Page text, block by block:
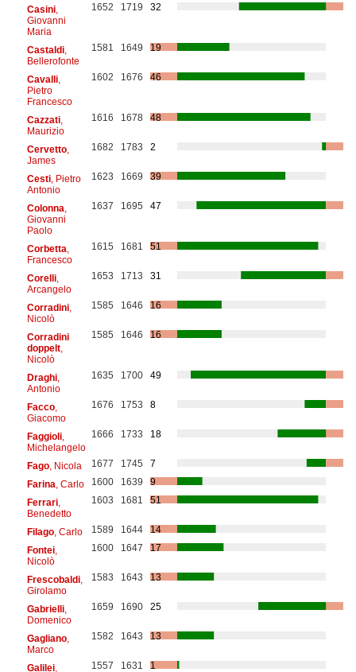
Casini,
Giovanni
Maria
1652 1719 32
Castaldi,
Bellerofonte
1581 1649 19
Cavalli,
Pietro
Francesco
1602 1676 46
Cazzati,
Maurizio
1616 1678 48
Cervetto,
James
1682 1783 2
Cesti, Pietro
Antonio
1623 1669 39
Colonna
Giovanni
Paolo
1637 1695 47
Corbetta
Francesco
1615 1681 51
Corelli,
Arcangelo
1653 1713 31
Corradini,
Nicolò
1585 1646 16
Corradini
doppelt,
Nicolò
1585 1646 16
Draghi,
Antonio
1635 1700 49
Facco,
Giacomo
1676 1753 8
Faggioli,
Michelangelo
1666 1733 18
Fago, Nicola 1677 1745
7
Farina , Carlo 1600 1639
9
Ferrari,
Benedetto
1603 1681 51
Filago, Carlo 1589 1644
14
Fontei,
Nicolò
1600 1647 17
Frescobaldi,
Girolamo
1583 1643 13
Gabrielli,
Domenico
1659 1690 25
Gagliano,
Marco
1582 1643 13
Galilei, 1557 1631 1